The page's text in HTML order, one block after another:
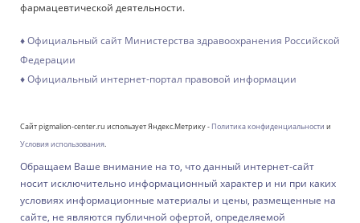
фармацевтической деятельности.
♦ Официальный сайт Министерства здравоохранения Российской
Федерации
♦ Официальный интернет-портал правовой информации
Сайт pigmalion-center.ru использует Яндекс.Метрику - Политика конфиденциальности и
Условия использования.
Обращаем Ваше внимание на то, что данный интернет-сайт
носит исключительно информационный характер и ни при каких
условиях информационные материалы и цены, размещенные на
сайте, не являются публичной офертой, определяемой